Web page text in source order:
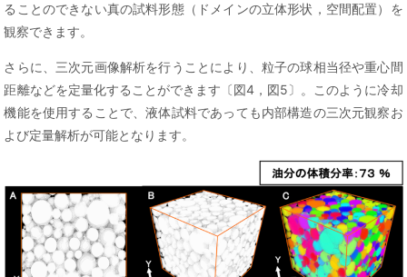
ることのできない真の試料形態（ドメインの立体形状，空間配置）を
観察できます。
さらに、三次元画像解析を行うことにより、粒子の球相当径や重心間
距離などを定量化することができます〔図4，図5〕。このように冷却
機能を使用することで、液体試料であっても内部構造の三次元観察お
よび定量解析が可能となります。